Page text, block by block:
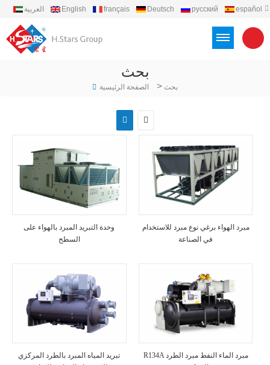
العربية English français Deutsch русский
español
بحث
الصفحة الرئيسية > بحث
وحدة التبريد المبرد بالهواء على
السطح
مبرد الهواء برغي نوع مبرد للاستخدام
في الصناعة
تبريد المياه المبرد بالطرد المركزي
R134A مبرد الماء النفط مبرد الطرد